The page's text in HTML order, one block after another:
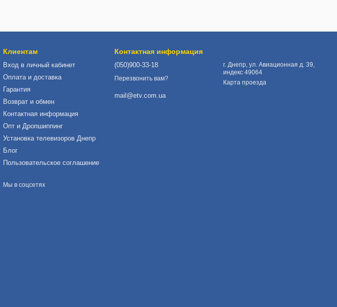
Клиентам
Вход в личный кабинет
Оплата и доставка
Гарантия
Возврат и обмен
Контактная информация
Опт и Дропшиппинг
Установка телевизоров Днепр
Блог
Пользовательское соглашение
Мы в соцсетях
Контактная информация
(050)900-33-18
Перезвонить вам?
mail@etv.com.ua
г. Днепр, ул. Авиационная д. 39,
индекс 49064
Карта проезда